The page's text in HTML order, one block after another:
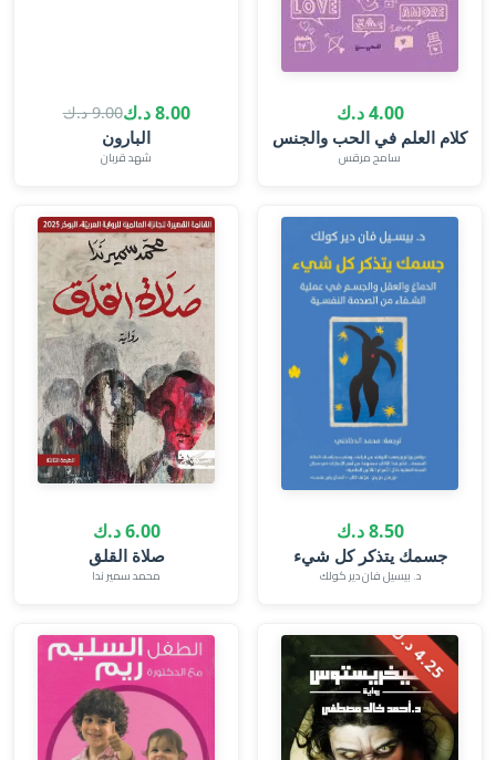
4.00 د.ك
كلام العلم في الحب والجنس
سامح مرقس
8.00 د.ك 9.00 د.ك
البارون‎
شهد قربان
8.50 د.ك
جسمك يتذكر كل شيء
د. بيسيل فان دير كولك
6.00 د.ك
صلاة القلق
محمد سمير ندا
4
.
2
5
د
.
ك